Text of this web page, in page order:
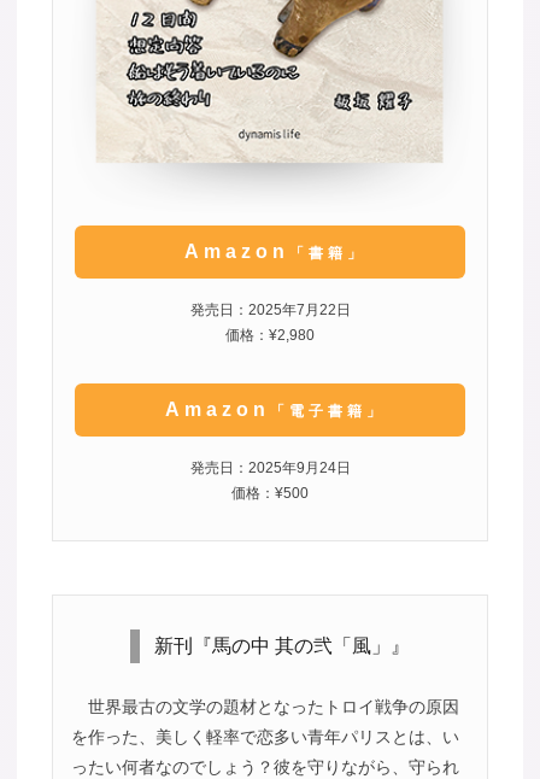
Amazon 「書籍」
発売日：2025年7月22日
価格：¥2,980
Amazon 「電子書籍」
発売日：2025年9月24日
価格：¥500
新刊『馬の中 其の弐「風」』
世界最古の文学の題材となったトロイ戦争の原因
を作った、美しく軽率で恋多い青年パリスとは、い
ったい何者なのでしょう？彼を守りながら、守られ